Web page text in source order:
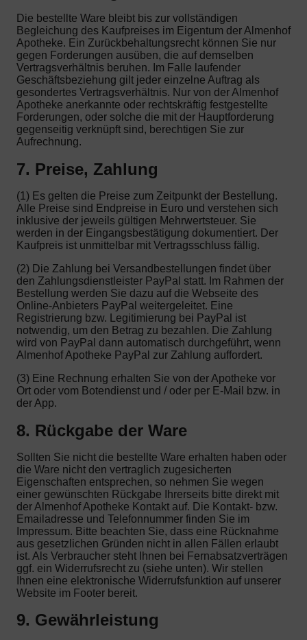
Die bestellte Ware bleibt bis zur vollständigen
Begleichung des Kaufpreises im Eigentum der Almenhof
Apotheke. Ein Zurückbehaltungsrecht können Sie nur
gegen Forderungen ausüben, die auf demselben
Vertragsverhältnis beruhen. Im Falle laufender
Geschäftsbeziehung gilt jeder einzelne Auftrag als
gesondertes Vertragsverhältnis. Nur von der Almenhof
Apotheke anerkannte oder rechtskräftig festgestellte
Forderungen, oder solche die mit der Hauptforderung
gegenseitig verknüpft sind, berechtigen Sie zur
Aufrechnung.
7. Preise, Zahlung
(1) Es gelten die Preise zum Zeitpunkt der Bestellung.
Alle Preise sind Endpreise in Euro und verstehen sich
inklusive der jeweils gültigen Mehrwertsteuer. Sie
werden in der Eingangsbestätigung dokumentiert. Der
Kaufpreis ist unmittelbar mit Vertragsschluss fällig.
(2) Die Zahlung bei Versandbestellungen findet über
den Zahlungsdienstleister PayPal statt. Im Rahmen der
Bestellung werden Sie dazu auf die Webseite des
Online-Anbieters PayPal weitergeleitet. Eine
Registrierung bzw. Legitimierung bei PayPal ist
notwendig, um den Betrag zu bezahlen. Die Zahlung
wird von PayPal dann automatisch durchgeführt, wenn
Almenhof Apotheke PayPal zur Zahlung auffordert.
(3) Eine Rechnung erhalten Sie von der Apotheke vor
Ort oder vom Botendienst und / oder per E-Mail bzw. in
der App.
8. Rückgabe der Ware
Sollten Sie nicht die bestellte Ware erhalten haben oder
die Ware nicht den vertraglich zugesicherten
Eigenschaften entsprechen, so nehmen Sie wegen
einer gewünschten Rückgabe Ihrerseits bitte direkt mit
der Almenhof Apotheke Kontakt auf. Die Kontakt- bzw.
Emailadresse und Telefonnummer finden Sie im
Impressum. Bitte beachten Sie, dass eine Rücknahme
aus gesetzlichen Gründen nicht in allen Fällen erlaubt
ist. Als Verbraucher steht Ihnen bei Fernabsatzverträgen
ggf. ein Widerrufsrecht zu (siehe unten). Wir stellen
Ihnen eine elektronische Widerrufsfunktion auf unserer
Website im Footer bereit.
9. Gewährleistung